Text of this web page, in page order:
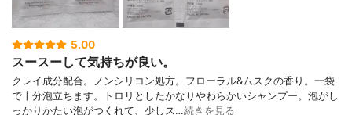
5.00
スースーして気持ちが良い。
クレイ成分配合。ノンシリコン処方。フローラル&ムスクの香り。一袋
で十分泡立ちます。トロリとしたかなりやわらかいシャンプー。泡がし
っかりかたい泡がつくれて、少しス…続きを見る